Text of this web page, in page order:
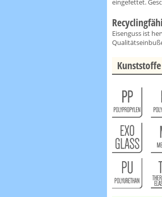
eingefettet.
Eisenguss ist
Kunststoffe